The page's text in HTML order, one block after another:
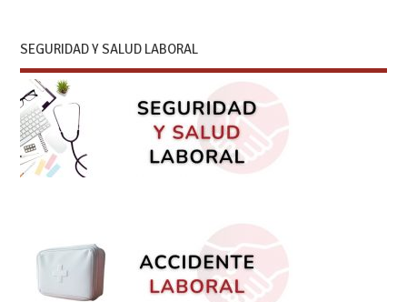
SEGURIDAD Y SALUD LABORAL